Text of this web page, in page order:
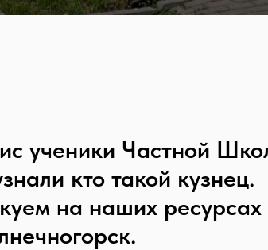
ученики Частной
кто такой кузнец.
на наших